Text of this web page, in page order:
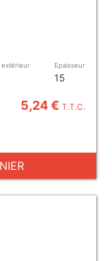
extérieur Epaisseur
15
5,24 €T.T.C.